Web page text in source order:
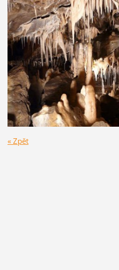
« Zpět